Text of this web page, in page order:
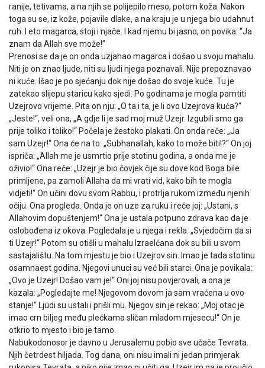
ranije, tetivama, a na njih se polijepilo meso, potom koža. Nakon
toga su se, iz kože, pojavile dlake, a na kraju je u njega bio udahnut
ruh. I eto magarca, stoji i njače. I kad njemu bi jasno, on povika: “Ja
znam da Allah sve može!”
Prenosi se da je on onda uzjahao magarca i došao u svoju mahalu.
Niti je on znao ljude, niti su ljudi njega poznavali. Nije prepoznavao
ni kuće. Išao je po sjećanju dok nije došao do svoje kuće. Tu je
zatekao slijepu staricu kako sjedi. Po godinama je mogla pamtiti
Uzejrovo vrijeme. Pita on nju: „O ta i ta, je li ovo Uzejrova kuća?“
„Jeste!“, veli ona, „A gdje li je sad moj muž Uzejr. Izgubili smo ga
prije toliko i toliko!“ Počela je žestoko plakati. On onda reče: „Ja
sam Uzejr!“ Ona će na to: „Subhanallah, kako to može biti!?“ On joj
ispriča: „Allah me je usmrtio prije stotinu godina, a onda me je
oživio!“ Ona reče: „Uzejr je bio čovjek čije su dove kod Boga bile
primljene, pa zamoli Allaha da mi vrati vid, kako bih te mogla
vidjeti!“ On učini dovu svom Rabbu, i protrlja rukom između njenih
očiju. Ona progleda. Onda je on uze za ruku i reče joj: „Ustani, s
Allahovim dopuštenjem!“ Ona je ustala potpuno zdrava kao da je
oslobođena iz okova. Pogledala je u njega i rekla. „Svjedočim da si
ti Uzejr!“ Potom su otišli u mahalu Izraelćana dok su bili u svom
sastajalištu. Na tom mjestu je bio i Uzejrov sin. Imao je tada stotinu
osamnaest godina. Njegovi unuci su već bili starci. Ona je povikala:
„Ovo je Uzejr! Došao vam je!“ Oni joj nisu povjerovali, a ona je
kazala: „Pogledajte me! Njegovom dovom ja sam vraćena u ovo
stanje!“ Ljudi su ustali i prišli mu. Njegov sin je rekao: „Moj otac je
imao crn biljeg među plećkama sličan mladom mjesecu!“ On je
otkrio to mjesto i bio je tamo.
Nabukodonosor je davno u Jerusalemu pobio sve učače Tevrata.
Njih četrdest hiljada. Tog dana, oni nisu imali ni jedan primjerak